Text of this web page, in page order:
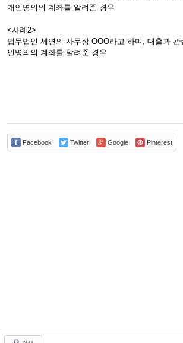
개인명의의 계좌를 알려준 경우
<사례2>
법무법인 세연의 사무장 OOO라고 하며, 대출과
인명의의 계좌를 알려준 경우
Facebook Twitter Google Pinterest